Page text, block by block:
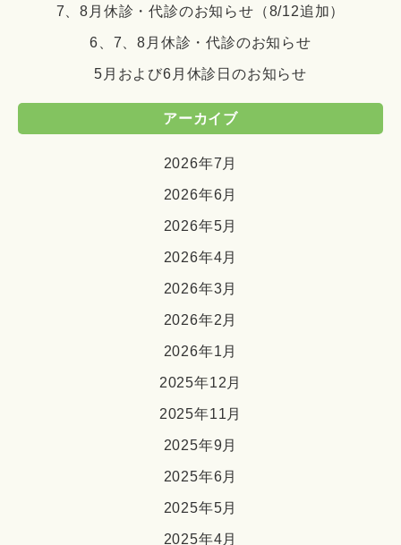
7、8月休診・代診のお知らせ（8/12追加）
6、7、8月休診・代診のお知らせ
5月および6月休診日のお知らせ
アーカイブ
2026年7月
2026年6月
2026年5月
2026年4月
2026年3月
2026年2月
2026年1月
2025年12月
2025年11月
2025年9月
2025年6月
2025年5月
2025年4月